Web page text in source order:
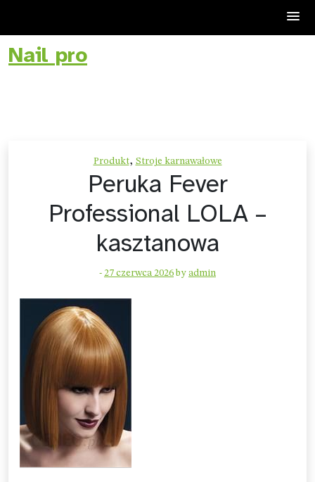
Skip
toNail pro
Produkt, Stroje karnawałowe
Peruka Fever
Professional LOLA –
kasztanowa
- 27 czerwca 2026 by admin